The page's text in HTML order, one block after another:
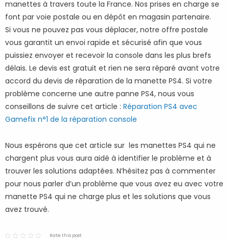
manettes à travers toute la France. Nos prises en charge se
font par voie postale ou en dépôt en magasin partenaire.
Si vous ne pouvez pas vous déplacer, notre offre postale
vous garantit un envoi rapide et sécurisé afin que vous
puissiez envoyer et recevoir la console dans les plus brefs
délais. Le devis est gratuit et rien ne sera réparé avant votre
accord du devis de réparation de la manette PS4. Si votre
problème concerne une autre panne PS4, nous vous
conseillons de suivre cet article : Réparation PS4 avec
Gamefix n°1 de la réparation console
Nous espérons que cet article sur les manettes PS4 qui ne
chargent plus vous aura aidé à identifier le problème et à
trouver les solutions adaptées. N’hésitez pas à commenter
pour nous parler d’un problème que vous avez eu avec votre
manette PS4 qui ne charge plus et les solutions que vous
avez trouvé.
Rate this post